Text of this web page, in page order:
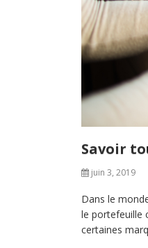
Savoir
juin 3, 2019
Dans le
le portefeuille
certaines